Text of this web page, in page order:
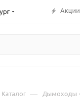
Акции
Каталог — Дымоходы